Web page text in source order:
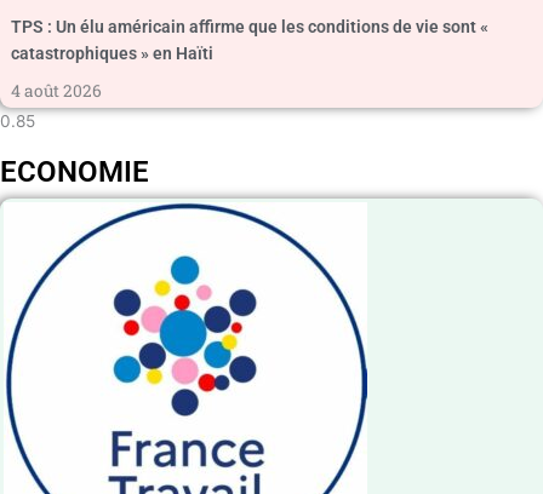
TPS : Un élu américain affirme que les conditions de vie sont «
catastrophiques » en Haïti
4 août 2026
ECONOMIE